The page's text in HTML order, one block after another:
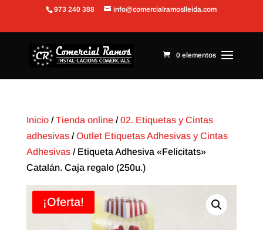
Abrir barra de herramientas
973 240 388 info@comercialramoslleida.com
0 elementos
Inicio/Tienda online/02. Etiquetas y Cintas
adhesivas/Outlet Etiquetas Adhesivas y Cintas
Adhesivas/ Etiqueta Adhesiva «Felicitats»
Catalán. Caja regalo (250u.)
¡Oferta!